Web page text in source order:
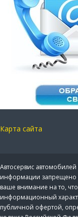
Карта сайта
Автосервис
информации
ваше внимание на то,
информационный
публичной офертой,